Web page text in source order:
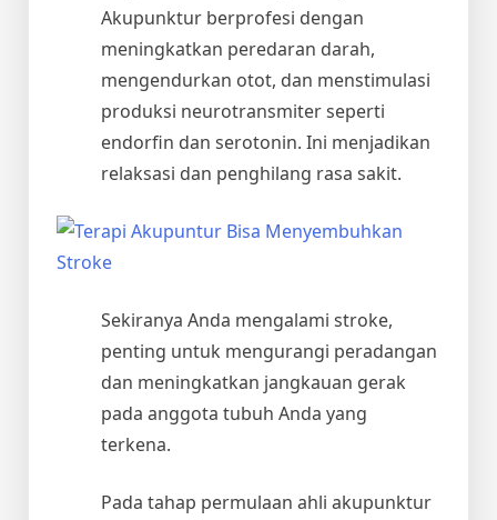
Akupunktur berprofesi dengan
meningkatkan peredaran darah,
mengendurkan otot, dan menstimulasi
produksi neurotransmiter seperti
endorfin dan serotonin. Ini menjadikan
relaksasi dan penghilang rasa sakit.
Sekiranya Anda mengalami stroke,
penting untuk mengurangi peradangan
dan meningkatkan jangkauan gerak
pada anggota tubuh Anda yang
terkena.
Pada tahap permulaan ahli akupunktur